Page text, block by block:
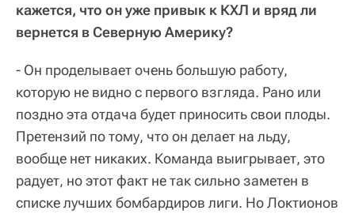
кажется, что он уже привык к КХЛ и вряд ли
вернется в Северную Америку?
- Он проделывает очень большую работу,
которую не видно с первого взгляда. Рано или
поздно эта отдача будет приносить свои плоды.
Претензий по тому, что он делает на льду,
вообще нет никаких. Команда выигрывает, это
радует, но этот факт не так сильно заметен в
списке лучших бомбардиров лиги. Но Локтионов